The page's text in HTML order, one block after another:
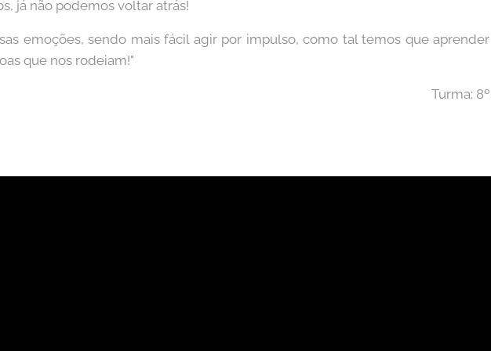
já não podemos voltar atrás!
emoções, sendo mais fácil agir por impulso, como tal temos que
que nos rodeiam!"
Turma: